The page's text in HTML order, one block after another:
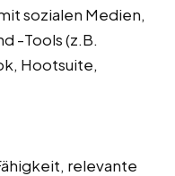
sozialen Medien,
-Tools (z.B.
Hootsuite,
relevante